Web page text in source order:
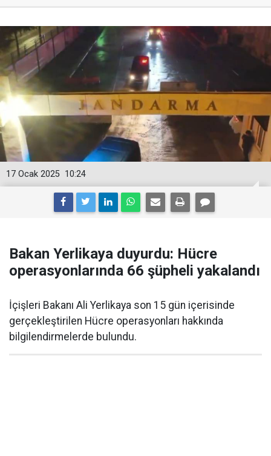
10:24
17 Ocak 2025
Bakan Yerlikaya duyurdu: Hücre
operasyonlarında 66 şüpheli yakalandı
İçişleri Bakanı Ali Yerlikaya son 15 gün içerisinde
gerçekleştirilen Hücre operasyonları hakkında
bilgilendirmelerde bulundu.